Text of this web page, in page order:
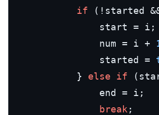
if (!started
				num = i +
				started =
			}
else if
break ;